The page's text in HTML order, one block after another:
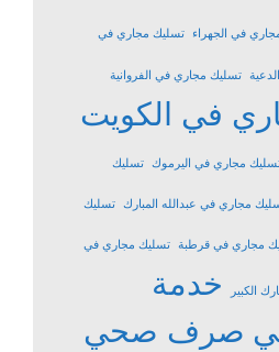
في الجهراء تسليك مجاري في
تسليك مجاري في الفروانية
في الكويت
مجاري في اليرموك تسليك
مجاري في عبدالله المبارك تسليك
مجاري في قرطبة تسليك مجاري في
الكبير
خدمة
صرف صحي